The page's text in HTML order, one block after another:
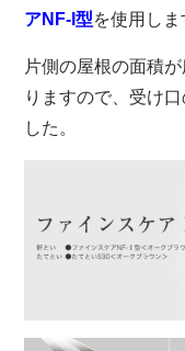
アNF-I型を使用しま
片側の屋根の面積
りますので、受け
した。